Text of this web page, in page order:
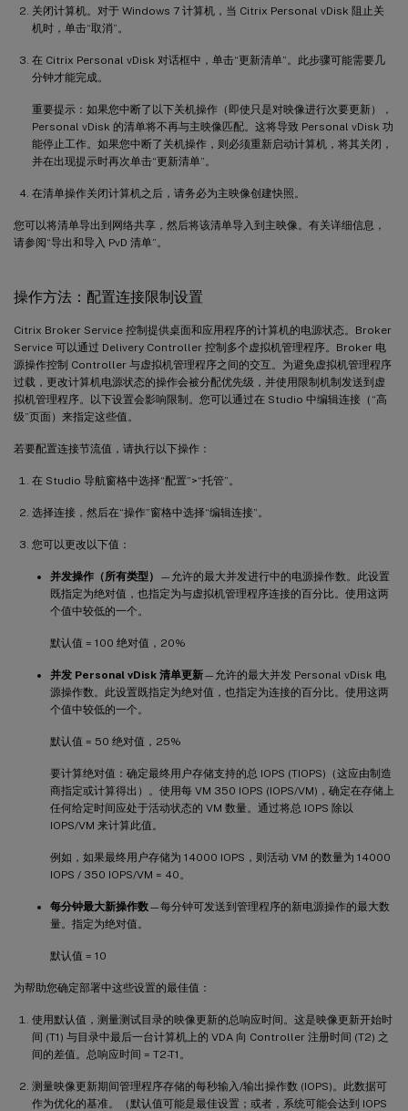
关闭计算机。对于 Windows 7 计算机，当 Citrix Personal vDisk 阻止关
机时，单击“取消”。
在 Citrix Personal vDisk 对话框中，单击“更新清单”。此步骤可能需要几
分钟才能完成。
重要提示：如果您中断了以下关机操作（即使只是对映像进行次要更新），
Personal vDisk 的清单将不再与主映像匹配。这将导致 Personal vDisk 功
能停止工作。如果您中断了关机操作，则必须重新启动计算机，将其关闭，
并在出现提示时再次单击“更新清单”。
在清单操作关闭计算机之后，请务必为主映像创建快照。
您可以将清单导出到网络共享，然后将该清单导入到主映像。有关详细信息，
请参阅“导出和导入 PvD 清单”。
操作方法：配置连接限制设置
Citrix Broker Service 控制提供桌面和应用程序的计算机的电源状态。Broker
Service 可以通过 Delivery Controller 控制多个虚拟机管理程序。Broker 电
源操作控制 Controller 与虚拟机管理程序之间的交互。为避免虚拟机管理程序
过载，更改计算机电源状态的操作会被分配优先级，并使用限制机制发送到虚
拟机管理程序。以下设置会影响限制。您可以通过在 Studio 中编辑连接（“高
级”页面）来指定这些值。
若要配置连接节流值，请执行以下操作：
在 Studio 导航窗格中选择“配置”>“托管”。
选择连接，然后在“操作”窗格中选择“编辑连接”。
您可以更改以下值：
并发操作（所有类型）
—允许的最大并发进行中的电源操作数。此设置
既指定为绝对值，也指定为与虚拟机管理程序连接的百分比。使用这两
个值中较低的一个。
默认值 = 100 绝对值，20%
并发 Personal vDisk 清单更新—允许的最大并发 Personal vDisk 电
源操作数。此设置既指定为绝对值，也指定为连接的百分比。使用这两
个值中较低的一个。
默认值 = 50 绝对值，25%
要计算绝对值：确定最终用户存储支持的总 IOPS (TIOPS)（这应由制造
商指定或计算得出）。使用每 VM 350 IOPS (IOPS/VM)，确定在存储上
任何给定时间应处于活动状态的 VM 数量。通过将总 IOPS 除以
IOPS/VM 来计算此值。
例如，如果最终用户存储为 14000 IOPS，则活动 VM 的数量为 14000
IOPS / 350 IOPS/VM = 40。
每分钟最大新操作数—每分钟可发送到管理程序的新电源操作的最大数
量。指定为绝对值。
默认值 = 10
为帮助您确定部署中这些设置的最佳值：
使用默认值，测量测试目录的映像更新的总响应时间。这是映像更新开始时
间 (T1) 与目录中最后一台计算机上的 VDA 向 Controller 注册时间 (T2) 之
间的差值。总响应时间 = T2-T1。
测量映像更新期间管理程序存储的每秒输入/输出操作数 (IOPS)。此数据可
作为优化的基准。（默认值可能是最佳设置；或者，系统可能会达到 IOPS